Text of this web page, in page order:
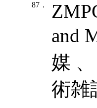
87．
and
媒
術雑